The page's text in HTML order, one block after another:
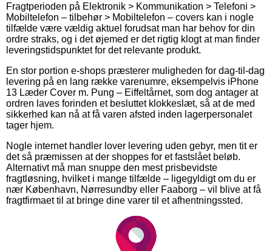
Fragtperioden på Elektronik > Kommunikation > Telefoni >
Mobiltelefon – tilbehør > Mobiltelefon – covers kan i nogle
tilfælde være vældig aktuel forudsat man har behov for din
ordre straks, og i det øjemed er det rigtig klogt at man finder
leveringstidspunktet for det relevante produkt.
En stor portion e-shops præsterer muligheden for dag-til-dag
levering på en lang række varenumre, eksempelvis iPhone
13 Læder Cover m. Pung – Eiffeltårnet, som dog antager at
ordren laves forinden et besluttet klokkeslæt, så at de med
sikkerhed kan nå at få varen afsted inden lagerpersonalet
tager hjem.
Nogle internet handler lover levering uden gebyr, men tit er
det så præmissen at der shoppes for et fastslået beløb.
Alternativt må man snuppe den mest prisbevidste
fragtløsning, hvilket i mange tilfælde – ligegyldigt om du er
nær København, Nørresundby eller Faaborg – vil blive at få
fragtfirmaet til at bringe dine varer til et afhentningssted.